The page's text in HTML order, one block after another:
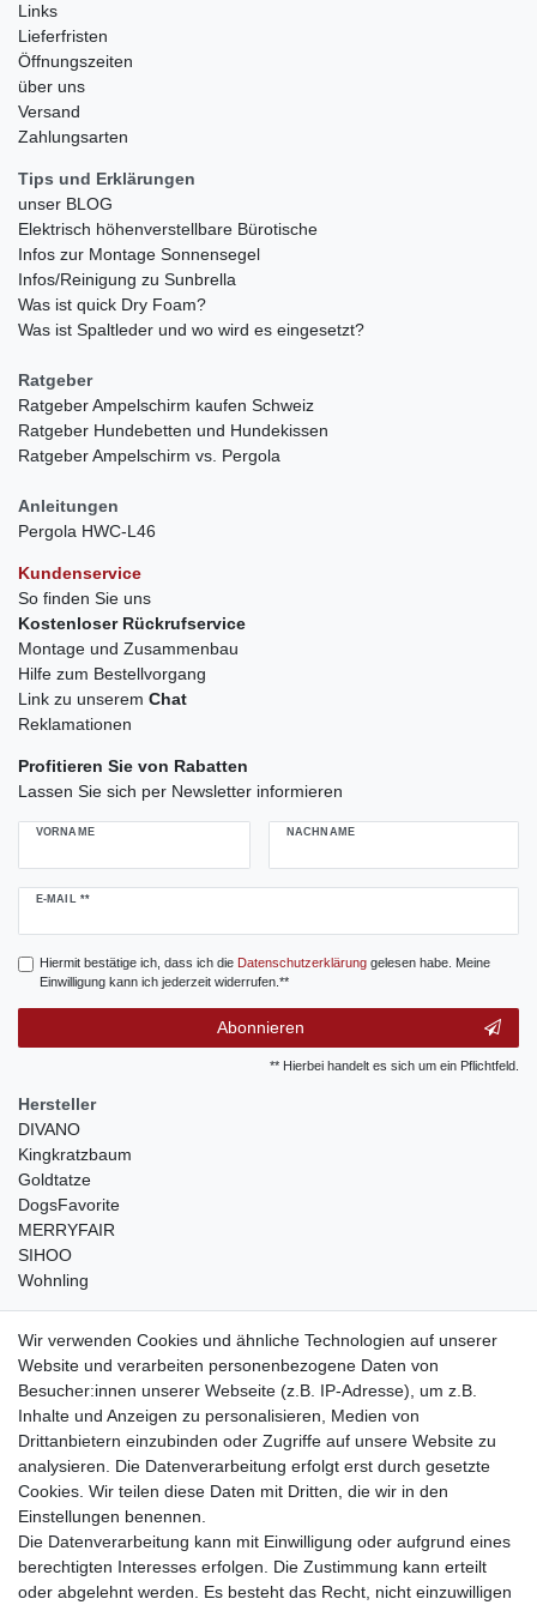
Links
Lieferfristen
Öffnungszeiten
über uns
Versand
Zahlungsarten
Tips und Erklärungen
unser BLOG
Elektrisch höhenverstellbare Bürotische
Infos zur Montage Sonnensegel
Infos/Reinigung zu Sunbrella
Was ist quick Dry Foam?
Was ist Spaltleder und wo wird es eingesetzt?
Ratgeber
Ratgeber Ampelschirm kaufen Schweiz
Ratgeber Hundebetten und Hundekissen
Ratgeber Ampelschirm vs. Pergola
Anleitungen
Pergola HWC-L46
Kundenservice
So finden Sie uns
Kostenloser Rückrufservice
Montage und Zusammenbau
Hilfe zum Bestellvorgang
Link zu unserem Chat
Reklamationen
Profitieren Sie von Rabatten
Lassen Sie sich per Newsletter informieren
VORNAME NACHNAME
E-MAIL **
Newsletter
Hiermit bestätige ich, dass ich die Daten­schutz­erklärunggelesen habe. Meine
Einwilligung kann ich jederzeit widerrufen.**
Abonnieren
** Hierbei handelt es sich um ein Pflichtfeld.
Hersteller
DIVANO
Kingkratzbaum
Goldtatze
DogsFavorite
MERRYFAIR
SIHOO
Wohnling
weitere Shops
traumlampen- Lampen und Kronleuchter
kinderwagencenter- Exklusive und günstige Kinderwagen
gastrogeraete24- alles für Gastronomie und Imbiss
soziale Medien
Facebook
sicher einkaufen
Wir verwenden Cookies und ähnliche Technologien auf unserer
Website und verarbeiten personenbezogene Daten von
Besucher:innen unserer Webseite (z.B. IP-Adresse), um z.B.
Inhalte und Anzeigen zu personalisieren, Medien von
Drittanbietern einzubinden oder Zugriffe auf unsere Website zu
analysieren. Die Datenverarbeitung erfolgt erst durch gesetzte
Cookies. Wir teilen diese Daten mit Dritten, die wir in den
Einstellungen benennen.
Die Datenverarbeitung kann mit Einwilligung oder aufgrund eines
berechtigten Interesses erfolgen. Die Zustimmung kann erteilt
oder abgelehnt werden. Es besteht das Recht, nicht einzuwilligen